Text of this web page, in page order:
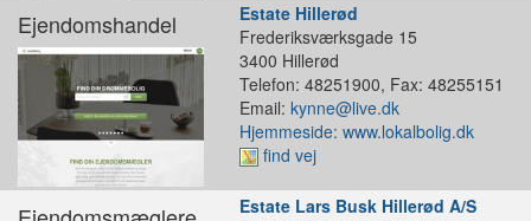
Ejendomshandel
Estate Hillerød
Frederiksværksgade 15
3400 Hillerød
Telefon: 48251900, Fax: 48255151
Email: kynne@live.dk
Hjemmeside: www.lokalbolig.dk
find vej
Estate Lars Busk Hillerød A/S